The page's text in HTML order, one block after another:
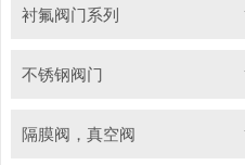
衬氟阀门系列
不锈钢阀门
隔膜阀，真空阀